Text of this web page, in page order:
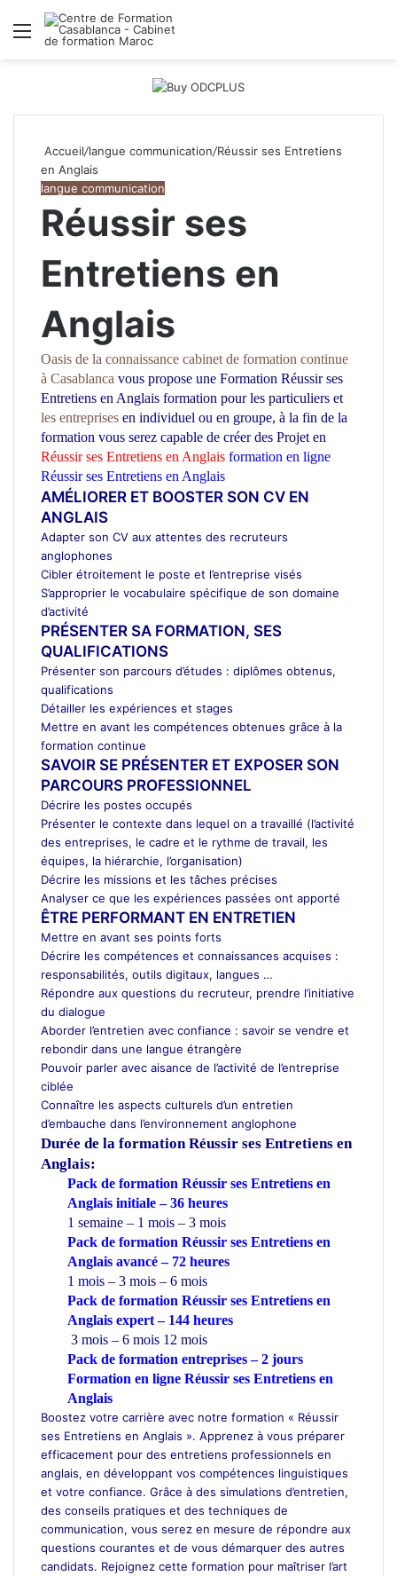
Menu
Accueil/langue communication/Réussir ses Entretiens
en Anglais
langue communication
Réussir ses
Entretiens en
Anglais
Oasis de la connaissance cabinet de formation continue
à Casablanca vous propose une Formation Réussir ses
Entretiens en Anglais formation pour les particuliers et
les entreprises en individuel ou en groupe, à la fin de la
formation vous serez capable de créer des Projet en
Réussir ses Entretiens en Anglais formation en ligne
Réussir ses Entretiens en Anglais
AMÉLIORER ET BOOSTER SON CV EN
ANGLAIS
Adapter son CV aux attentes des recruteurs
anglophones
Cibler étroitement le poste et l’entreprise visés
S’approprier le vocabulaire spécifique de son domaine
d’activité
PRÉSENTER SA FORMATION, SES
QUALIFICATIONS
Présenter son parcours d’études : diplômes obtenus,
qualifications
Détailler les expériences et stages
Mettre en avant les compétences obtenues grâce à la
formation continue
SAVOIR SE PRÉSENTER ET EXPOSER SON
PARCOURS PROFESSIONNEL
Décrire les postes occupés
Présenter le contexte dans lequel on a travaillé (l’activité
des entreprises, le cadre et le rythme de travail, les
équipes, la hiérarchie, l’organisation)
Décrire les missions et les tâches précises
Analyser ce que les expériences passées ont apporté
ÊTRE PERFORMANT EN ENTRETIEN
Mettre en avant ses points forts
Décrire les compétences et connaissances acquises :
responsabilités, outils digitaux, langues …
Répondre aux questions du recruteur, prendre l’initiative
du dialogue
Aborder l’entretien avec confiance : savoir se vendre et
rebondir dans une langue étrangère
Pouvoir parler avec aisance de l’activité de l’entreprise
ciblée
Connaître les aspects culturels d’un entretien
d’embauche dans l’environnement anglophone
Durée de la formationRéussir ses Entretiens en
Anglais:
Pack de formation Réussir ses Entretiens en
Anglais initiale – 36 heures
1 semaine – 1 mois – 3 mois
Pack de formation Réussir ses Entretiens en
Anglais avancé – 72 heures
1 mois – 3 mois – 6 mois
Pack de formation Réussir ses Entretiens en
Anglais expert – 144 heures
3 mois – 6 mois 12 mois
Pack de formation entreprises– 2 jours
Formation en ligne Réussir ses Entretiens en
Anglais
Boostez votre carrière avec notre formation « Réussir
ses Entretiens en Anglais ». Apprenez à vous préparer
efficacement pour des entretiens professionnels en
anglais, en développant vos compétences linguistiques
et votre confiance. Grâce à des simulations d’entretien,
des conseils pratiques et des techniques de
communication, vous serez en mesure de répondre aux
questions courantes et de vous démarquer des autres
candidats. Rejoignez cette formation pour maîtriser l’art